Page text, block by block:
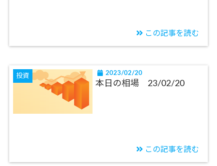
この記事を読む
投資 2023/02/20
本日の相場 23/02/20
この記事を読む